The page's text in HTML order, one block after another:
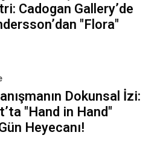
Cadogan Gallery’de
"Flora"
Dokunsal İzi:
"Hand in Hand"
Heyecanı!